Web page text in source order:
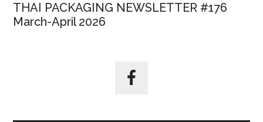
THAI PACKAGING NEWSLETTER #176
March-April 2026